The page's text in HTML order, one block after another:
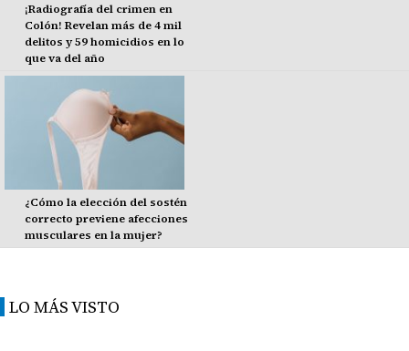
¡Radiografía del crimen en
Colón! Revelan más de 4 mil
delitos y 59 homicidios en lo
que va del año
¿Cómo la elección del sostén
correcto previene afecciones
musculares en la mujer?
LO MÁS VISTO